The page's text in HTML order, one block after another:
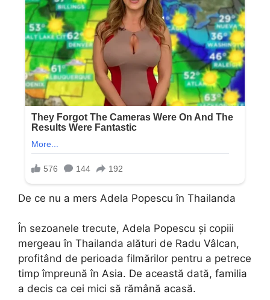
De ce nu a mers Adela Popescu în Thailanda
În sezoanele trecute, Adela Popescu și copiii
mergeau în Thailanda alături de Radu Vâlcan,
profitând de perioada filmărilor pentru a petrece
timp împreună în Asia. De această dată, familia
a decis ca cei mici să rămână acasă.